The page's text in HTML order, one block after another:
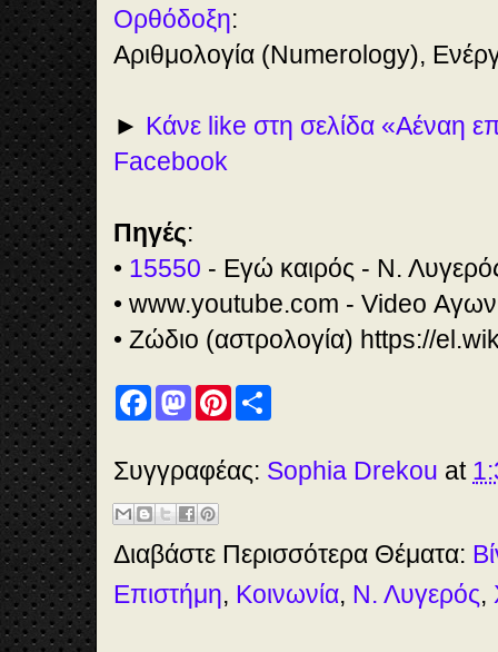
Ορθόδοξη:
Αριθμολογία (Numerology),
► Κάνε like στη σελίδα «Αέναη
Facebook
Πηγές:
• 15550 - Εγώ καιρός - Ν.
• www.youtube.com - Video
• Ζώδιο (αστρολογία) https://
F
a
b
o
o
k
M
a
o
d
o
n
P
e
r
e
Συγγραφέας: Sophia Drekou at
Διαβάστε Περισσότερα Θέματα:
Επιστήμη, Κοινωνία, Ν. Λυγερός,